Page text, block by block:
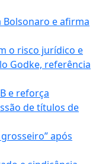
e afirma
o risco jurídico e
Godke, referência
e reforça
de títulos de
após